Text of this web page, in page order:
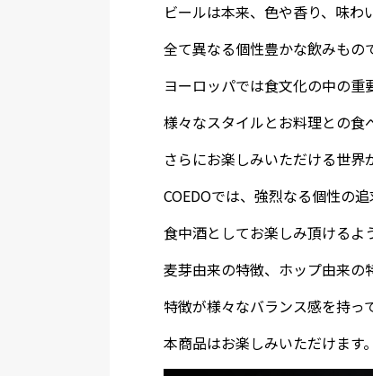
ビールは本来、色や香り、味わ
全て異なる個性豊かな飲みもの
ヨーロッパでは食文化の中の重
様々なスタイルとお料理との食
さらにお楽しみいただける世界
COEDOでは、強烈なる個性の追
食中酒としてお楽しみ頂けるよ
麦芽由来の特徴、ホップ由来の
特徴が様々なバランス感を持って
本商品はお楽しみいただけます。